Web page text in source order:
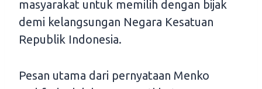
masyarakat untuk memilih dengan bijak
demi kelangsungan Negara Kesatuan
Republik Indonesia.
Pesan utama dari pernyataan Menko